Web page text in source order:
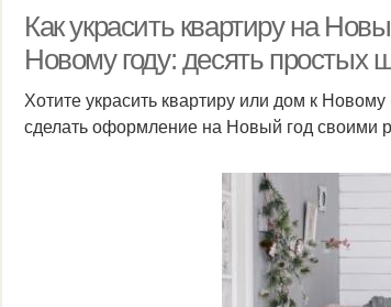
Как украсить квартиру на
Новому году: десять простых
Хотите украсить квартиру или дом к
сделать оформление на Новый год своими